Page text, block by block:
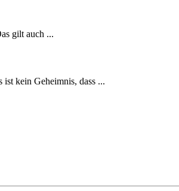
gilt auch ...
kein Geheimnis, dass ...